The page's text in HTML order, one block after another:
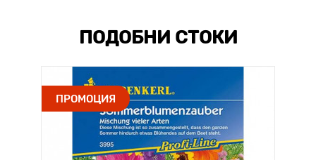
ПОДОБНИ СТОКИ
ПРОМОЦИЯ